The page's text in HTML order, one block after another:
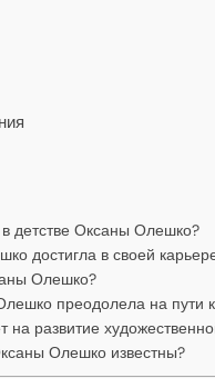
детстве Оксаны Олешко?
достигла в своей
Олешко?
преодолела на пути
развитие
Олешко известны?